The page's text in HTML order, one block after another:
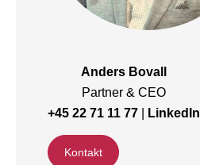
Anders Bovall
Partner & CEO
+45 22 71 11 77
LinkedIn
Kontakt